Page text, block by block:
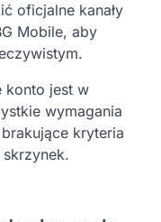
oficjalne kanały
Mobile, aby
konto jest w
wymagania
kryteria